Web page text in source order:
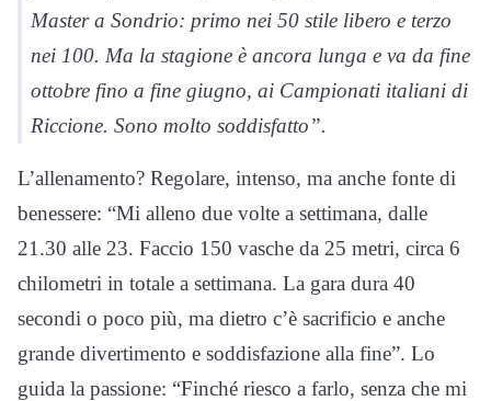
Master a Sondrio: primo nei 50 stile libero e terzo
nei 100. Ma la stagione è ancora lunga e va da fine
ottobre fino a fine giugno, ai Campionati italiani di
Riccione. Sono molto soddisfatto”.
L’allenamento? Regolare, intenso, ma anche fonte di
benessere: “Mi alleno due volte a settimana, dalle
21.30 alle 23. Faccio 150 vasche da 25 metri, circa 6
chilometri in totale a settimana. La gara dura 40
secondi o poco più, ma dietro c’è sacrificio e anche
grande divertimento e soddisfazione alla fine”. Lo
guida la passione: “Finché riesco a farlo, senza che mi